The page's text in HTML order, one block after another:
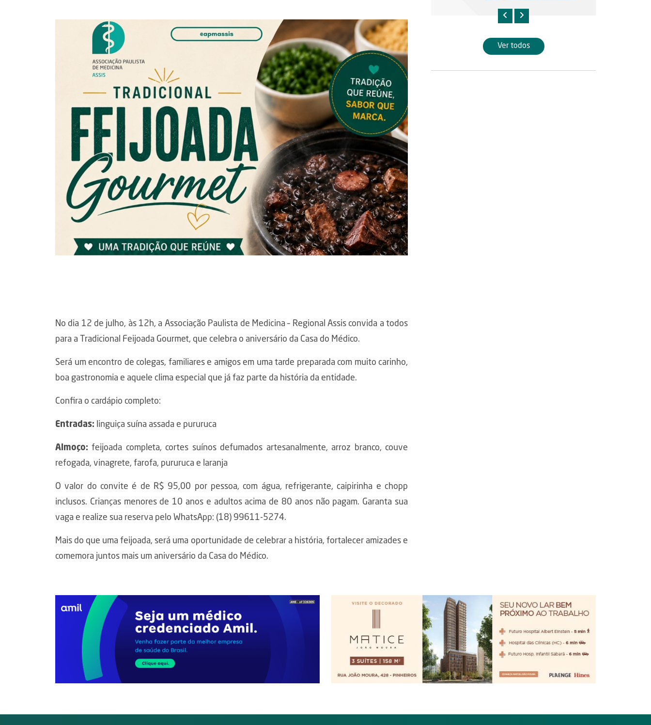
No dia 12 de julho, às 12h, a Associação Paulista de Medicina – Regional Assis convida a todos
para a Tradicional Feijoada Gourmet, que celebra o aniversário da Casa do Médico.
Será um encontro de colegas, familiares e amigos em uma tarde preparada com muito carinho,
boa gastronomia e aquele clima especial que já faz parte da história da entidade.
Confira o cardápio completo:
Entradas: linguiça suína assada e pururuca
Almoço: feijoada completa, cortes suínos defumados artesanalmente, arroz branco, couve
refogada, vinagrete, farofa, pururuca e laranja
O valor do convite é de R$ 95,00 por pessoa, com água, refrigerante, caipirinha e chopp
inclusos. Crianças menores de 10 anos e adultos acima de 80 anos não pagam. Garanta sua
vaga e realize sua reserva pelo WhatsApp: (18) 99611-5274.
Mais do que uma feijoada, será uma oportunidade de celebrar a história, fortalecer amizades e
comemora juntos mais um aniversário da Casa do Médico.
Ver todos